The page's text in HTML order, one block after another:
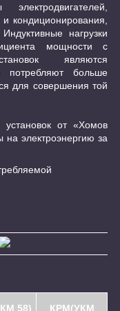
кондиционирования,
нагрузки
мощности с
являются
потребляют больше
для совершения той
установок от «Хомов
на электроэнергию за
58)
КРМ(УКМ